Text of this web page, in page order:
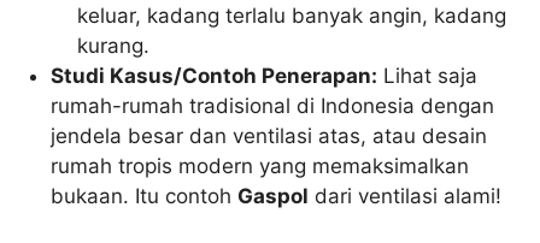
keluar, kadang terlalu banyak angin, kadang
kurang.
Studi Kasus/Contoh Penerapan: Lihat saja
rumah-rumah tradisional di Indonesia dengan
jendela besar dan ventilasi atas, atau desain
rumah tropis modern yang memaksimalkan
bukaan. Itu contoh Gaspol dari ventilasi alami!